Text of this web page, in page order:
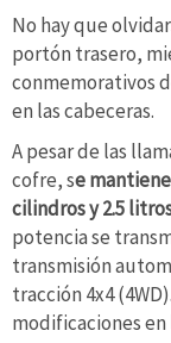
No hay que
portón trasero,
conmemorativos
en las cabeceras.
A pesar de las
cofre, se
cilindros y 2.5
potencia se
transmisión
tracción 4x4
modificaciones en